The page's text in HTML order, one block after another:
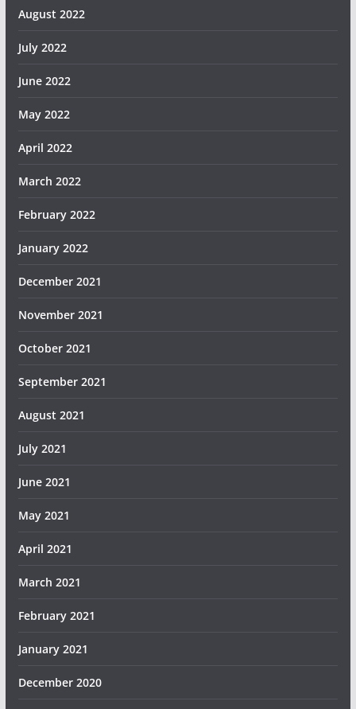
August 2022
July 2022
June 2022
May 2022
April 2022
March 2022
February 2022
January 2022
December 2021
November 2021
October 2021
September 2021
August 2021
July 2021
June 2021
May 2021
April 2021
March 2021
February 2021
January 2021
December 2020